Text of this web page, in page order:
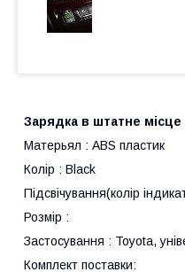
Зарядка в штатне місце
Матерьял : ABS пластик
Колір : Black
Підсвічування(колір
Розмір :
Застосування : Toyota,
Комплект поставки: